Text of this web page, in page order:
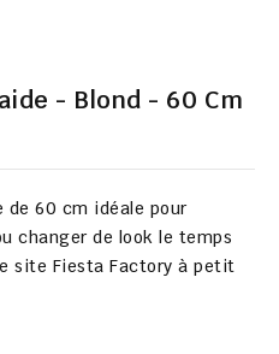
- Blond - 60 Cm
de 60 cm idéale pour
changer de look le temps
site Fiesta Factory à petit